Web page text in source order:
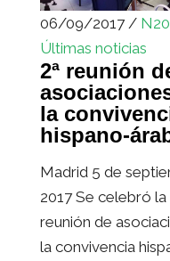
06/09/2017 /
Últimas noticias
2ª reunión
la
hispano-
Madrid 5 de
2017 Se celebró
reunión de
la convivencia